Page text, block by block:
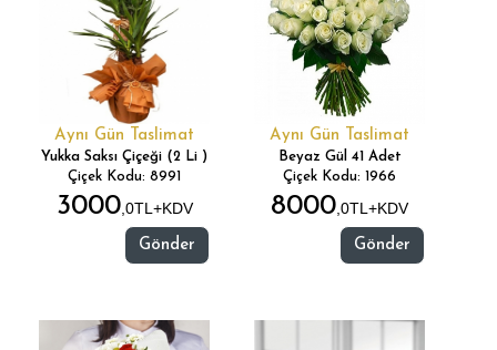
Aynı Gün Taslimat
Yukka Saksı Çiçeği (2 Li )
Çiçek Kodu: 8991
3000,0TL+KDV
Gönder
Aynı Gün Taslimat
Beyaz Gül 41 Adet
Çiçek Kodu: 1966
8000,0TL+KDV
Gönder